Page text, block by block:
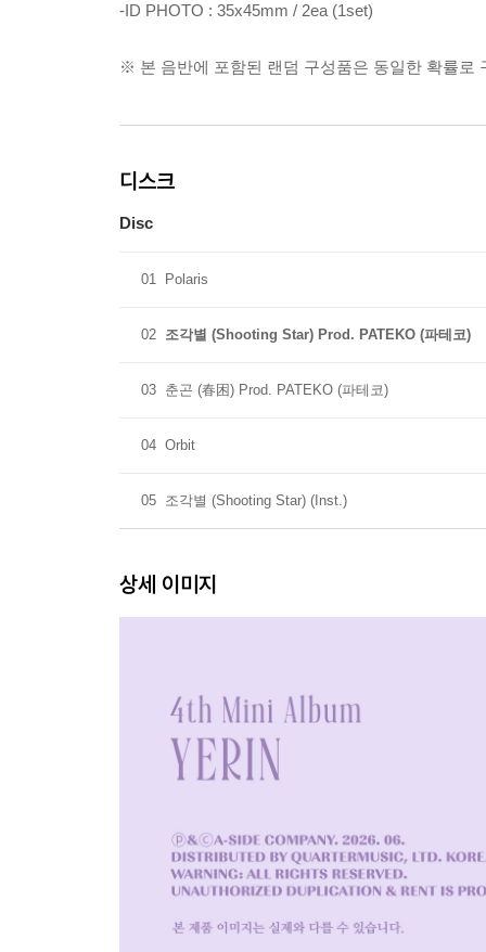
-ID PHOTO : 35x45mm / 2ea (1set)
※ 본 음반에 포함된 랜덤 구성품은 동일한 확률로
디스크
Disc
01 Polaris
02 조각별 (Shooting Star) Prod. PATEKO (파테코)
03 춘곤 (春困) Prod. PATEKO (파테코)
04 Orbit
05 조각별 (Shooting Star) (Inst.)
상세 이미지